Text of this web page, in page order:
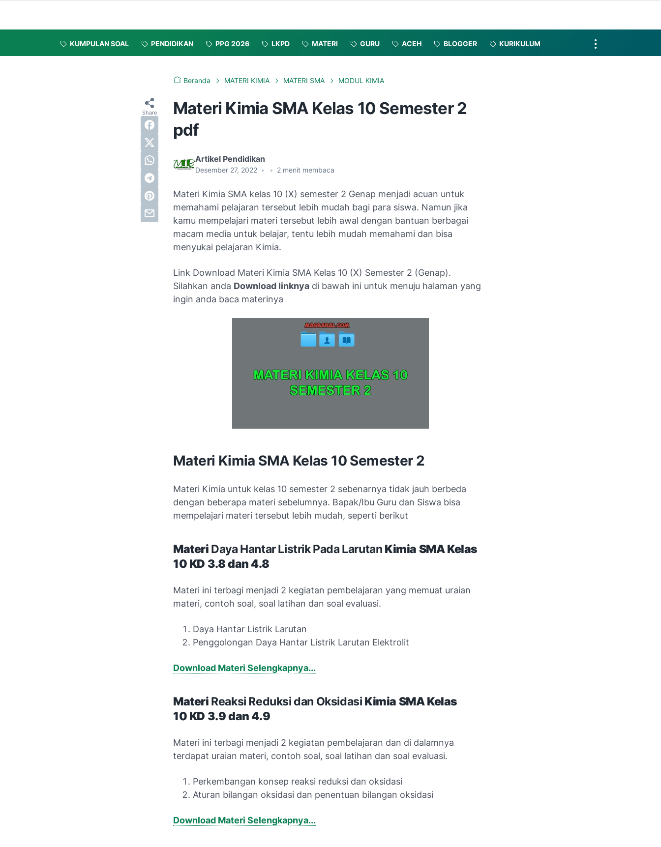
KUMPULAN SOAL PENDIDIKAN PPG 2026 LKPD MATERI GURU ACEH BLOGGER KURIKULUM
Beranda MATERI KIMIA MATERI SMA MODUL KIMIA
Materi Kimia SMA Kelas 10 Semester 2
pdf
Artikel Pendidikan
Desember 27, 2022 • • 2 menit membaca
Materi Kimia SMA kelas 10 (X) semester 2 Genap menjadi acuan untuk
memahami pelajaran tersebut lebih mudah bagi para siswa. Namun jika
kamu mempelajari materi tersebut lebih awal dengan bantuan berbagai
macam media untuk belajar, tentu lebih mudah memahami dan bisa
menyukai pelajaran Kimia.
Link Download Materi Kimia SMA Kelas 10 (X) Semester 2 (Genap).
Silahkan anda Download linknya di bawah ini untuk menuju halaman yang
ingin anda baca materinya
Materi Kimia SMA Kelas 10 Semester 2
Materi Kimia untuk kelas 10 semester 2 sebenarnya tidak jauh berbeda
dengan beberapa materi sebelumnya. Bapak/Ibu Guru dan Siswa bisa
mempelajari materi tersebut lebih mudah, seperti berikut
Materi Daya Hantar Listrik Pada Larutan Kimia SMA Kelas
10 KD 3.8 dan 4.8
Materi ini terbagi menjadi 2 kegiatan pembelajaran yang memuat uraian
materi, contoh soal, soal latihan dan soal evaluasi.
Daya Hantar Listrik Larutan
Penggolongan Daya Hantar Listrik Larutan Elektrolit
Download Materi Selengkapnya...
Materi Reaksi Reduksi dan Oksidasi Kimia SMA Kelas
10 KD 3.9 dan 4.9
Materi ini terbagi menjadi 2 kegiatan pembelajaran dan di dalamnya
terdapat uraian materi, contoh soal, soal latihan dan soal evaluasi.
Perkembangan konsep reaksi reduksi dan oksidasi
Aturan bilangan oksidasi dan penentuan bilangan oksidasi
Download Materi Selengkapnya...